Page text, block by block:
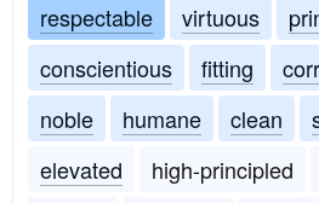
respectable
virtuous
conscientious
fitting
noble
humane clean
elevated
high-principled